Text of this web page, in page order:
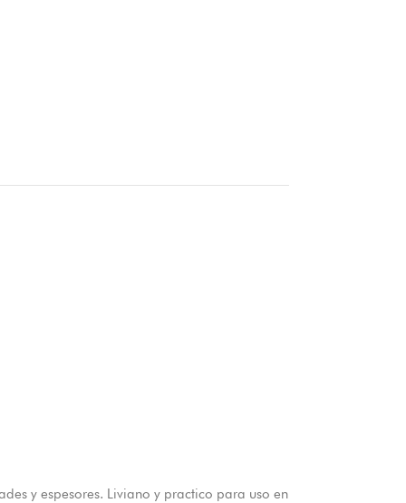
y espesores. Liviano y practico para uso en